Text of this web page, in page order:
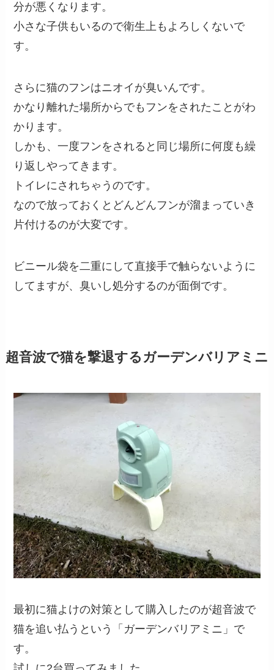
分が悪くなります。
小さな子供もいるので衛生上もよろしくないで
す。
さらに猫のフンはニオイが臭いんです。
かなり離れた場所からでもフンをされたことがわ
かります。
しかも、一度フンをされると同じ場所に何度も繰
り返しやってきます。
トイレにされちゃうのです。
なので放っておくとどんどんフンが溜まっていき
片付けるのが大変です。
ビニール袋を二重にして直接手で触らないように
してますが、臭いし処分するのが面倒です。
超音波で猫を撃退するガーデンバリアミニ
最初に猫よけの対策として購入したのが超音波で
猫を追い払うという「ガーデンバリアミニ」で
す。